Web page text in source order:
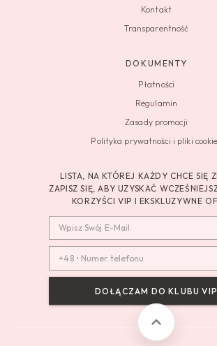
Kontakt
Transparentność
DOKUMENTY
Płatności
Regulamin
Zasady promocji
Polityka prywatności i pliki
LISTA, NA KTÓREJ KAŻDY CHCE SIĘ
ZAPISZ SIĘ, ABY UZYSKAĆ
KORZYŚCI VIP I EKSKLUZYWNE
DOŁĄCZAM DO KLUBU VIP